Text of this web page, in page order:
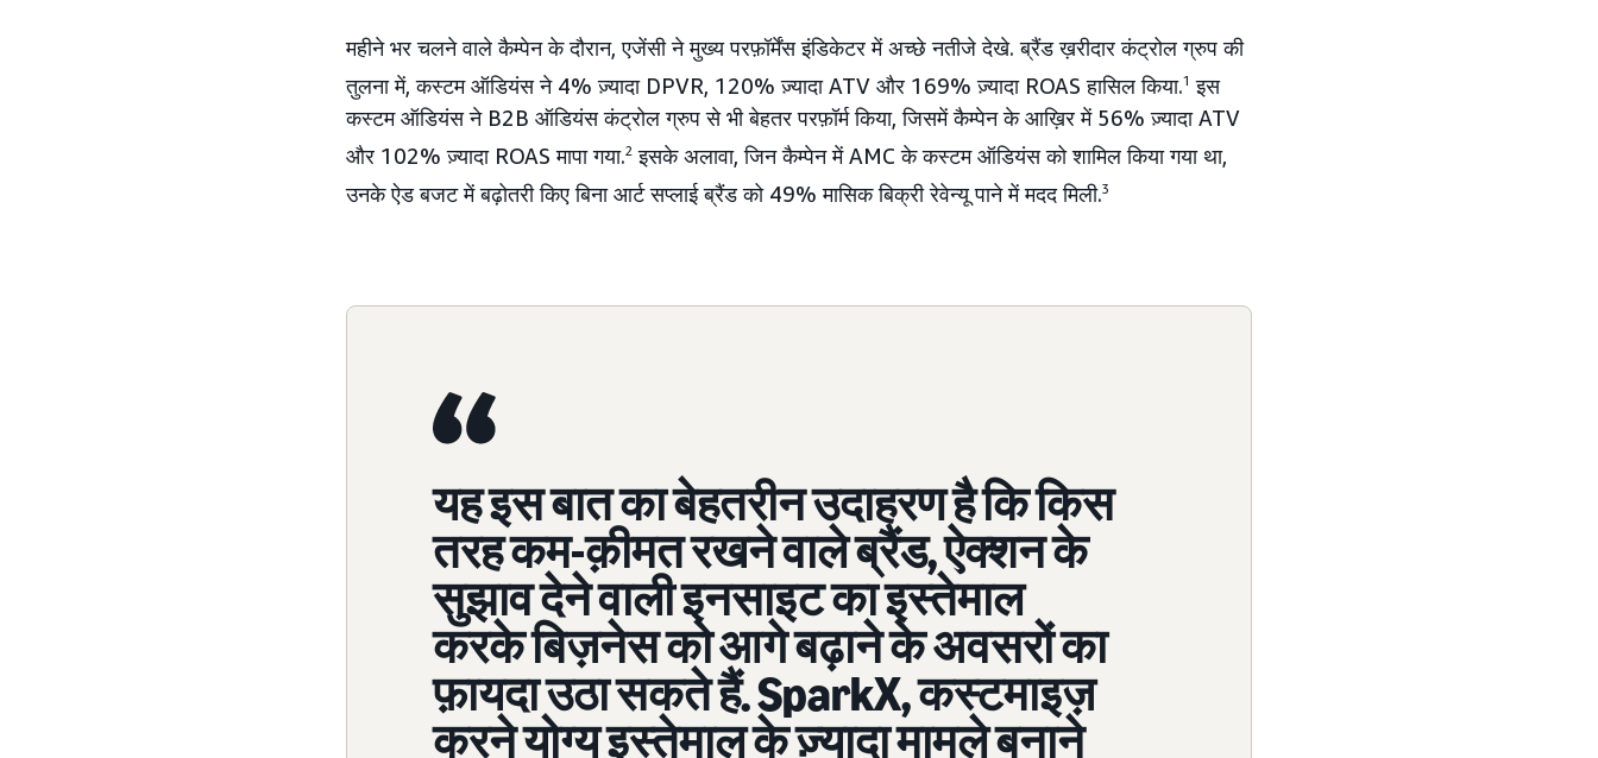
महीने भर चलने वाले कैम्पेन के दौरान, एजेंसी ने मुख्य परफ़ॉर्मेंस इंडिकेटर में अच्छे नतीजे देखे. ब्रैंड ख़रीदार कंट्रोल ग्रुप की
तुलना में, कस्टम ऑडियंस ने 4% ज़्यादा DPVR, 120% ज़्यादा ATV और 169% ज़्यादा ROAS हासिल किया.1 इस
कस्टम ऑडियंस ने B2B ऑडियंस कंट्रोल ग्रुप से भी बेहतर परफ़ॉर्म किया, जिसमें कैम्पेन के आख़िर में 56% ज़्यादा ATV
और 102% ज़्यादा ROAS मापा गया.2 इसके अलावा, जिन कैम्पेन में AMC के कस्टम ऑडियंस को शामिल किया गया था,
उनके ऐड बजट में बढ़ोतरी किए बिना आर्ट सप्लाई ब्रैंड को 49% मासिक बिक्री रेवेन्यू पाने में मदद मिली.3
यह इस बात का बेहतरीन उदाहरण है कि किस
तरह कम-क़ीमत रखने वाले ब्रैंड, ऐक्शन के
सुझाव देने वाली इनसाइट का इस्तेमाल
करके बिज़नेस को आगे बढ़ाने के अवसरों का
फ़ायदा उठा सकते हैं. SparkX, कस्टमाइज़
करने योग्य इस्तेमाल के ज़्यादा मामले बनाने